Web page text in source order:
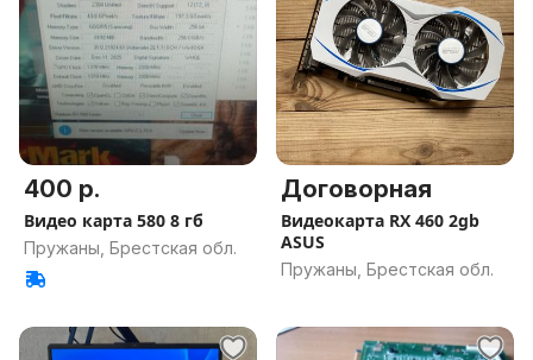
400 р.
Видео карта 580 8 гб
Пружаны, Брестская обл.
Договорная
Видеокарта RX 460 2gb
ASUS
Пружаны, Брестская обл.